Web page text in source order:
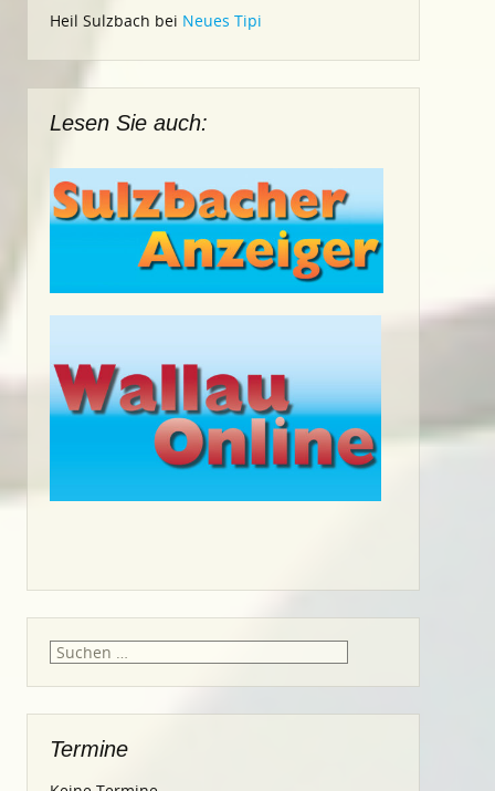
Heil Sulzbach bei Neues Tipi
Lesen Sie auch:
Suche
Termine